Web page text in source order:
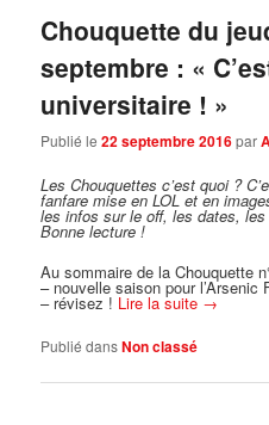
Chouquette du
septembre : «
universitaire ! »
Publié le22 septembre 2016par
Les Chouquettes c’est quoi ?
fanfare mise en LOL et en
les infos sur le off, les dates,
Bonne lecture !
Au sommaire de la Chouquette
– nouvelle saison pour l’Arsenic
– révisez ! Lire la suite →
Publié dansNon classé